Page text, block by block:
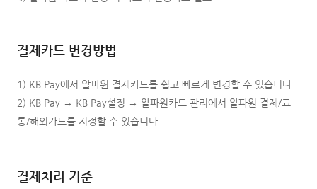
결제카드 변경방법
1) KB Pay에서 알파원 결제카드를 쉽고 빠르게 변경할 수 있습니다.
2) KB Pay → KB Pay설정 → 알파원카드 관리에서 알파원 결제/교
통/해외카드를 지정할 수 있습니다.
결제처리 기준